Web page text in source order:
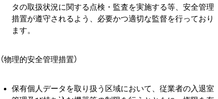
タの取扱状況に関する点検・監査を実施する等、安全管理
措置が遵守されるよう、必要かつ適切な監督を⾏っており
ます。
（物理的安全管理措置）
保有個⼈データを取り扱う区域において、従業者の⼊退室